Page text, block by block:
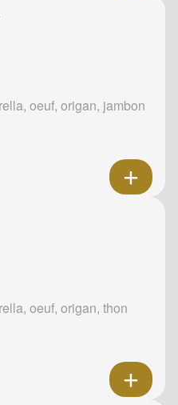
oeuf, origan, jambon
oeuf, origan, thon